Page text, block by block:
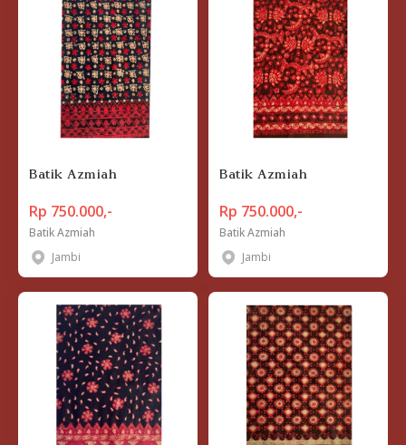
Batik Azmiah
Rp 750.000,-
Batik Azmiah
Jambi
Batik Azmiah
Rp 750.000,-
Batik Azmiah
Jambi